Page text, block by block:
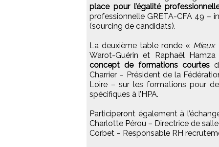
place pour l’égalité
professionnelle GRETA-CFA 49 –
(sourcing de candidats).
La deuxième table ronde « Mieux
Warot-Guérin et Raphaël
concept de formations courtes
Charrier – Président de la
Loire – sur les formations pour
spécifiques à l’HPA.
Participeront également à
Charlotte Pérou – Directrice de
Corbet – Responsable RH